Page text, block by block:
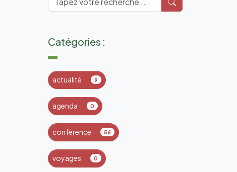
Catégories :
actualité 9
agenda 0
conférence 56
voyages 0